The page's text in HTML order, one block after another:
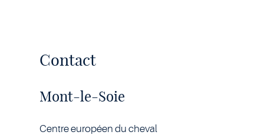
Contact
Mont-le-Soie
Centre européen du cheval